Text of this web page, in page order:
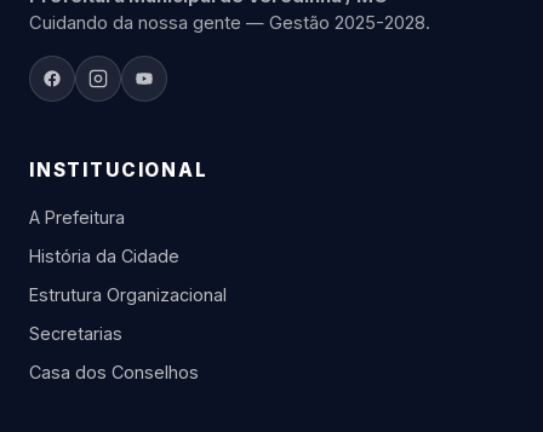
Cuidando da nossa gente — Gestão 2025-2028.
INSTITUCIONAL
A Prefeitura
História da Cidade
Estrutura Organizacional
Secretarias
Casa dos Conselhos